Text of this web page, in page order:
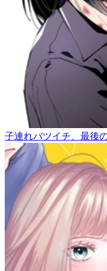
子連れバツイチ、最後